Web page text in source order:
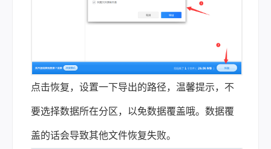
点击恢复，设置一下导出的路径，温馨提示，不
要选择数据所在分区，以免数据覆盖哦。数据覆
盖的话会导致其他文件恢复失败。